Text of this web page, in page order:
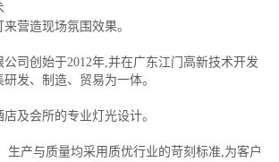
营造现场氛围效果。
司创始于2012年,并在广东江门高新技术开发
发、制造、贸易为一体。
及会所的专业灯光设计。
生产与质量均采用质优行业的苛刻标准,为客户